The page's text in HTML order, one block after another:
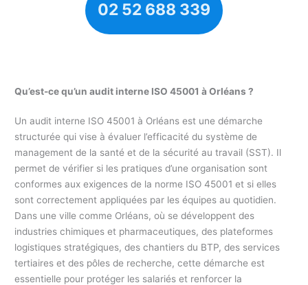
02 52 688 339
Qu’est-ce qu’un audit interne ISO 45001 à Orléans ?
Un audit interne ISO 45001 à Orléans est une démarche
structurée qui vise à évaluer l’efficacité du système de
management de la santé et de la sécurité au travail (SST). Il
permet de vérifier si les pratiques d’une organisation sont
conformes aux exigences de la norme ISO 45001 et si elles
sont correctement appliquées par les équipes au quotidien.
Dans une ville comme Orléans, où se développent des
industries chimiques et pharmaceutiques, des plateformes
logistiques stratégiques, des chantiers du BTP, des services
tertiaires et des pôles de recherche, cette démarche est
essentielle pour protéger les salariés et renforcer la